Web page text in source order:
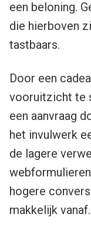
een beloning.
die hierboven
tastbaars.
Door een
vooruitzicht te
een aanvraag
het invulwerk
de lagere
hogere
makkelijk vanaf.